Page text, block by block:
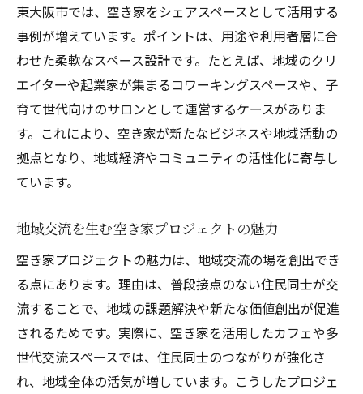
東大阪市では、空き家をシェアスペースとして活用する
事例が増えています。ポイントは、用途や利用者層に合
わせた柔軟なスペース設計です。たとえば、地域のクリ
エイターや起業家が集まるコワーキングスペースや、子
育て世代向けのサロンとして運営するケースがありま
す。これにより、空き家が新たなビジネスや地域活動の
拠点となり、地域経済やコミュニティの活性化に寄与し
ています。
地域交流を生む空き家プロジェクトの魅力
空き家プロジェクトの魅力は、地域交流の場を創出でき
る点にあります。理由は、普段接点のない住民同士が交
流することで、地域の課題解決や新たな価値創出が促進
されるためです。実際に、空き家を活用したカフェや多
世代交流スペースでは、住民同士のつながりが強化さ
れ、地域全体の活気が増しています。こうしたプロジェ